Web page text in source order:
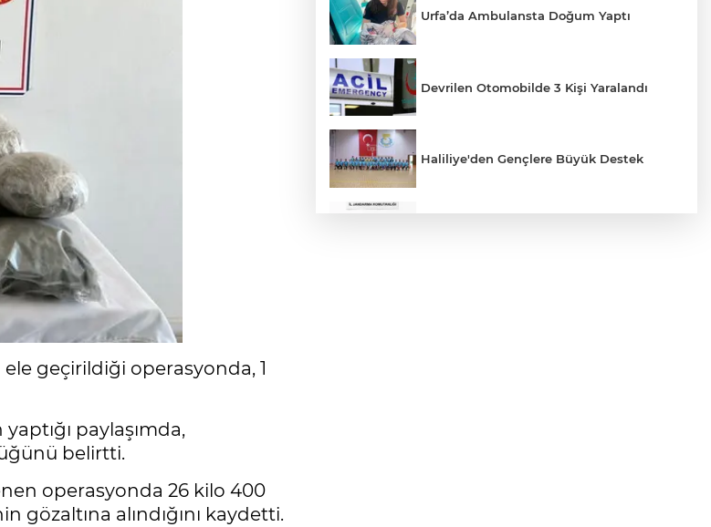
geçirildiği operasyonda, 1
paylaşımda,
belirtti.
operasyonda 26 kilo 400
gözaltına alındığını kaydetti.
Urfa’da Ambulansta Doğum Yaptı
Devrilen Otomobilde 3 Kişi Yaralandı
Haliliye'den Gençlere Büyük Destek